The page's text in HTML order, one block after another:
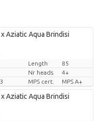
Aziatic Aqua Brindisi
Length
85
Nr heads
4+
MPS cert. MPS A+
Aziatic Aqua Brindisi